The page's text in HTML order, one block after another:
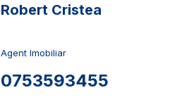
Robert Cristea
Agent Imobiliar
0753593455